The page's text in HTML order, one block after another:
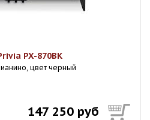
PX-870BK
цвет черный
147 250 руб